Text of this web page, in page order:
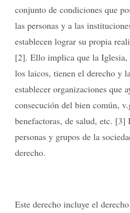
conjunto de condiciones que
las personas y a las
establecen lograr su propia
[2]. Ello implica que la Iglesia,
los laicos, tienen el derecho y
establecer organizaciones que
consecución del bien común,
benefactoras, de salud, etc. [3]
personas y grupos de la
derecho.
Este derecho incluye el